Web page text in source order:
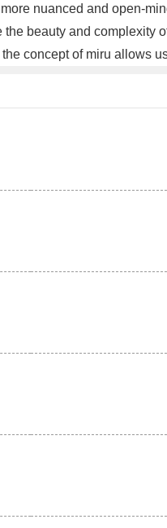
nuanced and open-
beauty and complexity
concept of miru allows